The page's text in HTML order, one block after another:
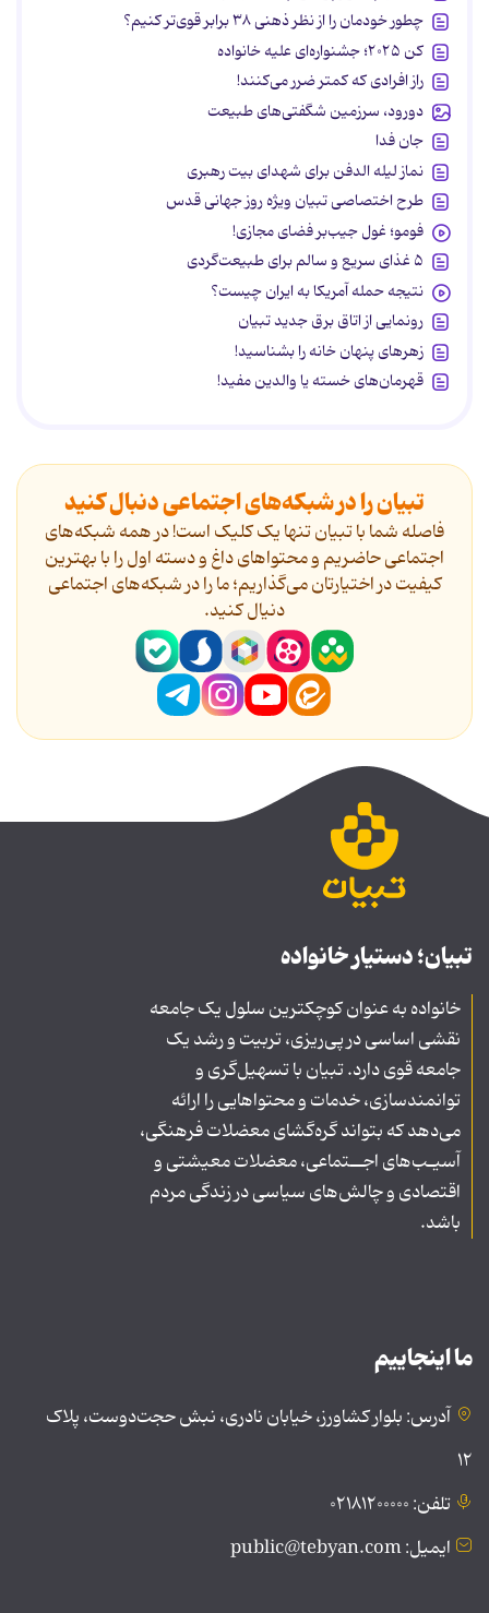
چطور خودمان را از نظر ذهنی ۳۸ برابر قوی‌تر کنیم؟
کن ۲۰۲۵؛ جشنواره‌ای علیه خانواده
راز افرادی که کمتر ضرر می‌کنند!
دورود، سرزمین شگفتی‌های طبیعت
جان فدا
نماز لیله الدفن برای شهدای بیت رهبری
طرح اختصاصی تبیان ویژه روز جهانی قدس
فومو؛ غول جیب‌بر فضای مجازی!
۵ غذای سریع و سالم برای طبیعت‌گردی
نتیجه حمله آمریکا به ایران چیست؟
رونمایی از اتاق برق جدید تبیان
زهرهای پنهان خانه را بشناسید!
قهرمان‌های خسته یا والدین مفید!
تبیان را در شبکه‌های اجتماعی دنبال کنید
فاصله شما با تبیان تنها یک کلیک است! در همه شبکه‌های
اجتماعی حاضریم و محتواهای داغ و دسته اول را با بهترین
کیفیت در اختیارتان می‌گذاریم؛ ما را در شبکه‌های اجتماعی
دنیال کنید.
تبیان؛ دستیار خانواده
خانواده به عنوان کوچکترین سلول یک جامعه
نقشی اساسی در پی‌ریزی، تربیت و رشد یک
جامعه قوی دارد. تبیان با تسهیل‌گری و
توانمندسازی، خدمات و محتواهایی را ارائه
می‌دهد که بتواند گره‌گشای معضلات فرهنگی،
آسیـب‌های اجــتماعی، معضلات معیشتی و
اقتصادی و چالش‌های سیاسی در زندگی مردم
باشد.
ما اینجاییم
آدرس: بلوار کشاورز، خیابان نادری، نبش حجت‌دوست، پلاک
۱۲
تلفن: ۰۲۱۸۱۲۰۰۰۰۰
ایمیل: public@tebyan.com